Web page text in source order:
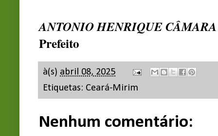
ANTONIO HENRIQUE
Prefeito
à(s) abril 08, 2025
Etiquetas: Ceará-Mirim
Nenhum comentário: